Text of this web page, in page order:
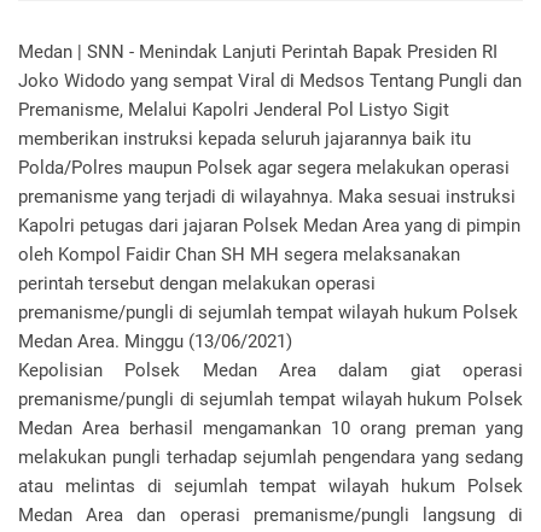
Medan | SNN - Menindak Lanjuti Perintah Bapak Presiden RI
Joko Widodo yang sempat Viral di Medsos Tentang Pungli dan
Premanisme, Melalui Kapolri Jenderal Pol Listyo Sigit
memberikan instruksi kepada seluruh jajarannya baik itu
Polda/Polres maupun Polsek agar segera melakukan operasi
premanisme yang terjadi di wilayahnya. Maka sesuai instruksi
Kapolri petugas dari jajaran Polsek Medan Area yang di pimpin
oleh Kompol Faidir Chan SH MH segera melaksanakan
perintah tersebut dengan melakukan operasi
premanisme/pungli di sejumlah tempat wilayah hukum Polsek
Medan Area. Minggu (13/06/2021)
Kepolisian Polsek Medan Area dalam giat operasi
premanisme/pungli di sejumlah tempat wilayah hukum Polsek
Medan Area berhasil mengamankan 10 orang preman yang
melakukan pungli terhadap sejumlah pengendara yang sedang
atau melintas di sejumlah tempat wilayah hukum Polsek
Medan Area dan operasi premanisme/pungli langsung di